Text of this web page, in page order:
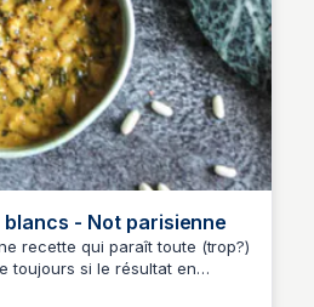
- Not parisienne
recette qui paraît toute (trop?)
toujours si le résultat en